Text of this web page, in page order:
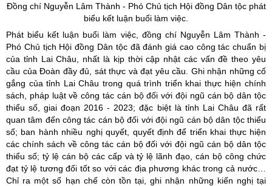
Đồng chí Nguyễn Lâm Thành - Phó Chủ tịch Hội đồng Dân tộc phát
biểu kết luận buổi làm việc.
Phát biểu kết luận buổi làm việc, đồng chí Nguyễn Lâm Thành -
Phó Chủ tịch Hội đồng Dân tộc đã đánh giá cao công tác chuẩn bị
của tỉnh Lai Châu, nhất là kịp thời cập nhật các vấn đề theo yêu
cầu của Đoàn đầy đủ, sát thực và đạt yêu cầu. Ghi nhận những cố
gắng của tỉnh Lai Châu trong quá trình triển khai thực hiện chính
sách, pháp luật về công tác cán bộ đối với đội ngũ cán bộ dân tộc
thiểu số, giai đoạn 2016 - 2023; đặc biệt là tỉnh Lai Châu đã rất
quan tâm đến công tác cán bộ đối với đội ngũ cán bộ dân tộc thiểu
số; ban hành nhiều nghị quyết, quyết định để triển khai thực hiện
các chính sách về công tác cán bộ đối với đội ngũ cán bộ dân tộc
thiểu số; tỷ lệ cán bộ các cấp và tỷ lệ lãnh đạo, cán bộ công chức
đạt tỷ lệ tương đối tốt so với các địa phương khác trong cả nước…
Chỉ ra một số hạn chế còn tồn tại, ghi nhận những kiến nghị tại